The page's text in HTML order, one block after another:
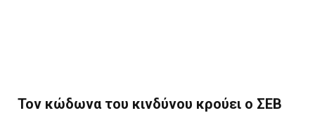
Τον κώδωνα του κινδύνου κρούει ο ΣΕΒ